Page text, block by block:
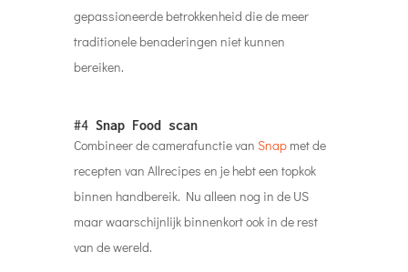
gepassioneerde betrokkenheid die de meer
traditionele benaderingen niet kunnen
bereiken.
#4 Snap Food scan
Combineer de camerafunctie van Snapmet de
recepten van Allrecipes en je hebt een topkok
binnen handbereik. Nu alleen nog in de US
maar waarschijnlijk binnenkort ook in de rest
van de wereld.